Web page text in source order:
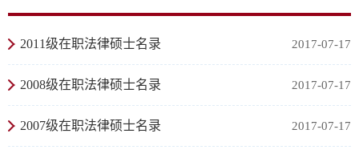
2011级在职法律硕士名录 2017-07-17
2008级在职法律硕士名录 2017-07-17
2007级在职法律硕士名录 2017-07-17